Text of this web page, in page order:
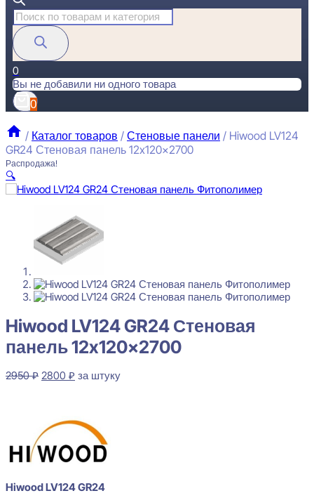
Поиск
товаров
0
Вы не добавили ни одного товара
0
/ Каталог товаров / Стеновые панели / Hiwood LV124
GR24 Стеновая панель 12x120x2700
Распродажа!
🔍
Hiwood LV124 GR24 Стеновая панель 12x120x2700
Первоначальная
составляла
2950 ₽.
2800₽Текущая
2800 ₽.
Перейти в избранное Закрыть
Hiwood LV124 GR24 Стеновая
панель 12x120x2700
2950₽ Первоначальная
2800 ₽ Текущая
за штуку
Hiwood LV124 GR24